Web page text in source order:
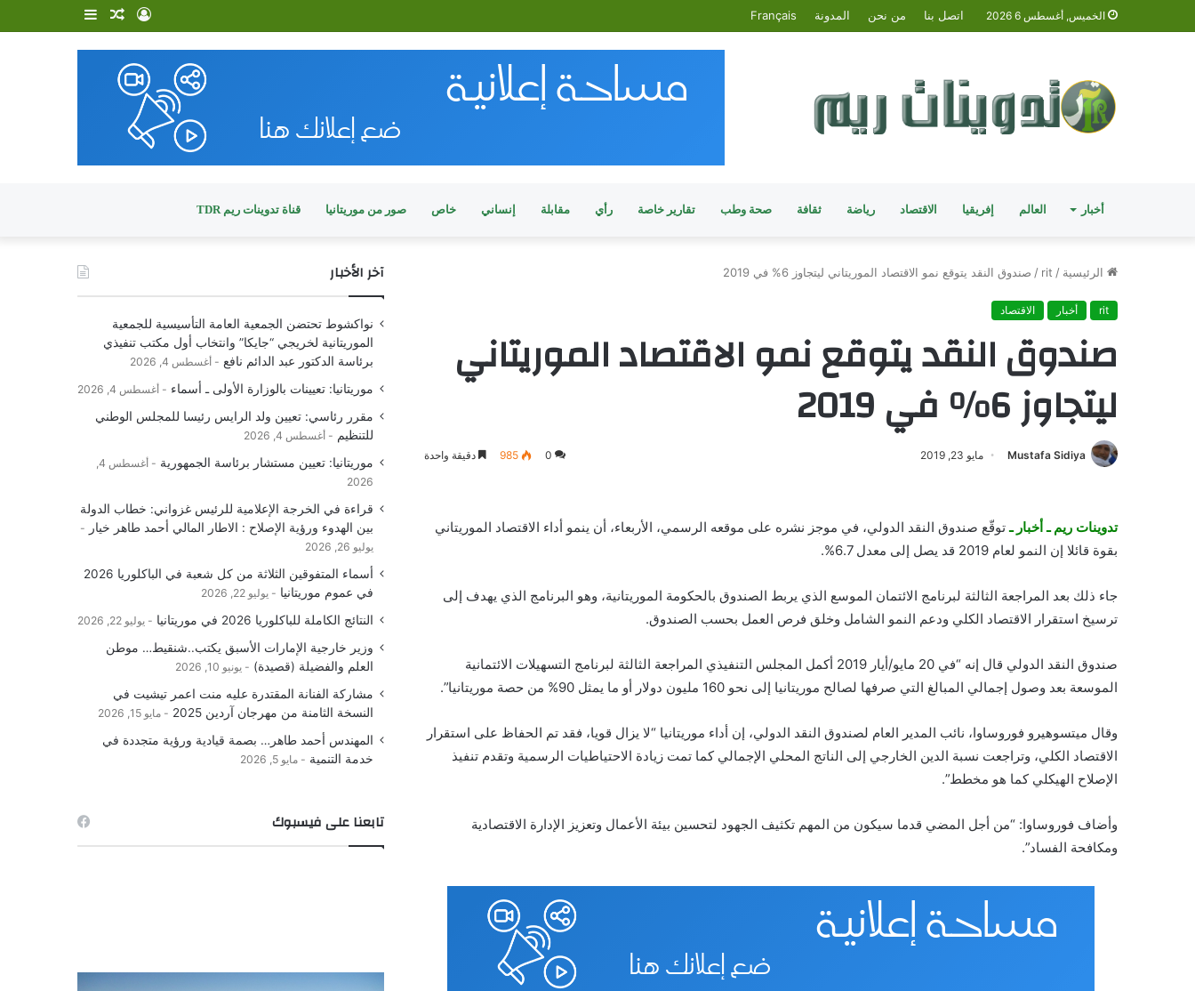
الخميس, أغسطس 6 2026 اتصل بنا من نحن المدونة Français
إضافة
عمود
مقال
عشوائي
تسجيل
الدخول
أخبار العالم إفريقيا الاقتصاد رياضة ثقافة صحة وطب تقارير خاصة رأي مقابلة إنساني خاص صور من موريتانيا قناة تدوينات ريم TDR
الرئيسية /
rit
/ صندوق النقد يتوقع نمو الاقتصاد الموريتاني ليتجاوز 6% في 2019
rit أخبار الاقتصاد
صندوق النقد يتوقع نمو الاقتصاد الموريتاني
ليتجاوز 6% في 2019
Mustafa Sidiya مايو 23, 2019 0
985 دقيقة واحدة
تدوينات ريم ـ أخبار ـتوقّع صندوق النقد الدولي، في موجز نشره على موقعه الرسمي، الأربعاء، أن ينمو أداء الاقتصاد الموريتاني
بقوة قائلا إن النمو لعام 2019 قد يصل إلى معدل 6.7%.
جاء ذلك بعد المراجعة الثالثة لبرنامج الائتمان الموسع الذي يربط الصندوق بالحكومة الموريتانية، وهو البرنامج الذي يهدف إلى
ترسيخ استقرار الاقتصاد الكلي ودعم النمو الشامل وخلق فرص العمل بحسب الصندوق.
صندوق النقد الدولي قال إنه “في 20 مايو/أيار 2019 أكمل المجلس التنفيذي المراجعة الثالثة لبرنامج التسهيلات الائتمانية
الموسعة بعد وصول إجمالي المبالغ التي صرفها لصالح موريتانيا إلى نحو 160 مليون دولار أو ما يمثل 90% من حصة موريتانيا”.
وقال ميتسوهيرو فوروساوا، نائب المدير العام لصندوق النقد الدولي، إن أداء موريتانيا “لا يزال قويا، فقد تم الحفاظ على استقرار
الاقتصاد الكلي، وتراجعت نسبة الدين الخارجي إلى الناتج المحلي الإجمالي كما تمت زيادة الاحتياطيات الرسمية وتقدم تنفيذ
الإصلاح الهيكلي كما هو مخطط”.
وأضاف فوروساوا: “من أجل المضي قدما سيكون من المهم تكثيف الجهود لتحسين بيئة الأعمال وتعزيز الإدارة الاقتصادية
ومكافحة الفساد”.
آخر الأخبار
نواكشوط تحتضن الجمعية العامة التأسيسية للجمعية
الموريتانية لخريجي “جايكا” وانتخاب أول مكتب تنفيذي
برئاسة الدكتور عبد الدائم نافع
أغسطس 4, 2026
موريتانيا: تعيينات بالوزارة الأولى ـ أسماء أغسطس 4, 2026
مقرر رئاسي: تعيين ولد الرايس رئيسا للمجلس الوطني
للتنظيم
أغسطس 4, 2026
موريتانيا: تعيين مستشار برئاسة الجمهورية
أغسطس 4,
2026
قراءة في الخرجة الإعلامية للرئيس غزواني: خطاب الدولة
بين الهدوء ورؤية الإصلاح : الاطار المالي أحمد طاهر خيار
يوليو 26, 2026
أسماء المتفوقين الثلاثة من كل شعبة في الباكلوريا 2026
في عموم موريتانيا
يوليو 22, 2026
النتائج الكاملة للباكلوريا 2026 في موريتانيا يوليو 22, 2026
وزير خارجية الإمارات الأسبق يكتب..شنقيط… موطن
العلم والفضيلة (قصيدة)
يونيو 10, 2026
مشاركة الفنانة المقتدرة عليه منت اعمر تيشيت في
النسخة الثامنة من مهرجان آردين 2025
مايو 15, 2026
المهندس أحمد طاهر… بصمة قيادية ورؤية متجددة في
خدمة التنمية
مايو 5, 2026
تابعنا على فيسبوك